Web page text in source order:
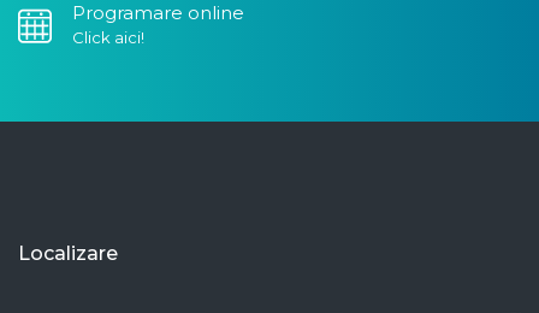
Programare online
Click aici!
Localizare